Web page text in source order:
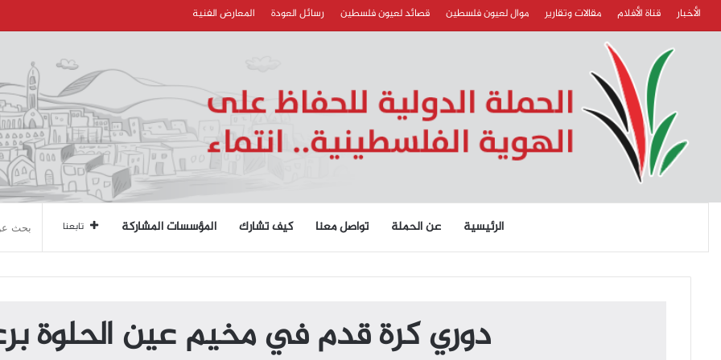
الأخبار قناة الأفلام مقالات وتقارير موال لعيون فلسطين قصائد لعيون فلسطين رسائل العودة المعارض الفنية
الرئيسية عن الحملة تواصل معنا كيف تشارك المؤسسات المشاركة تابعنا
دوري كرة قدم في مخيم عين الحلوة